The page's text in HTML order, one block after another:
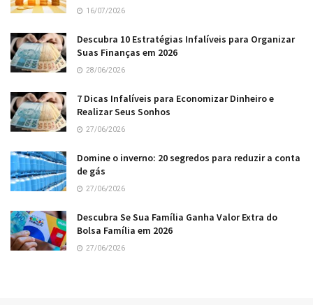
16/07/2026
Descubra 10 Estratégias Infalíveis para Organizar
Suas Finanças em 2026
28/06/2026
7 Dicas Infalíveis para Economizar Dinheiro e
Realizar Seus Sonhos
27/06/2026
Domine o inverno: 20 segredos para reduzir a conta
de gás
27/06/2026
Descubra Se Sua Família Ganha Valor Extra do
Bolsa Família em 2026
27/06/2026